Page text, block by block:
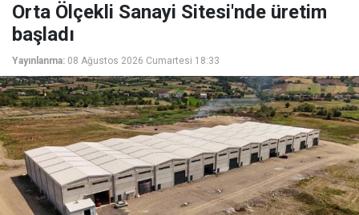
Orta Ölçekli Sanayi Sitesi'nde üretim
başladı
Yayınlanma: 08 Ağustos 2026 Cumartesi 18:33